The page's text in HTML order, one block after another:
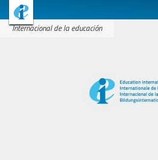
Internacional de la educación